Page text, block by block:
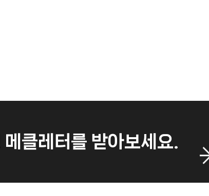
메클레터를 받아보세요.